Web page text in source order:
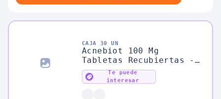
CAJA 30 UN
Acnebiot 100 Mg
Tabletas Recubiertas -
Caja 30 UN
Te puede
interesar